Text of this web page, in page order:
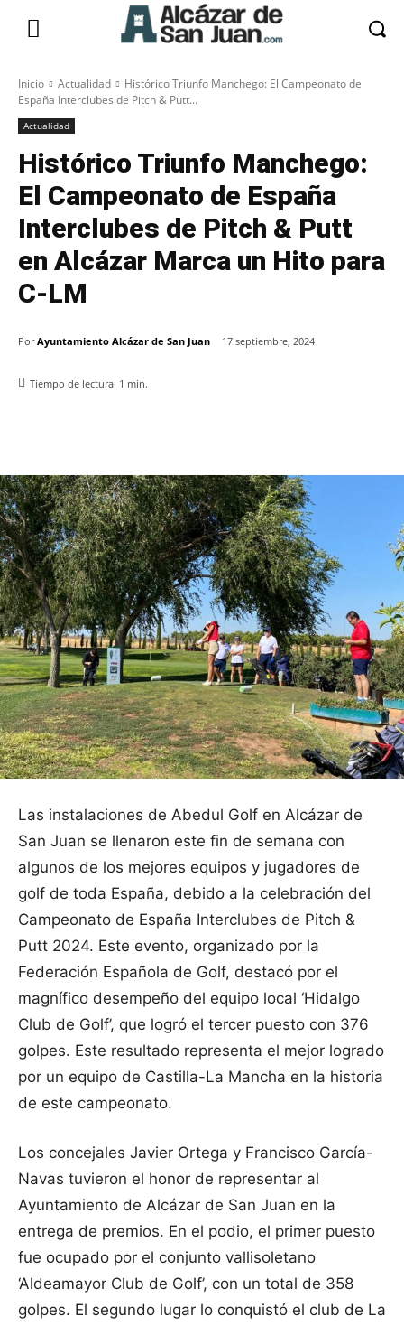
Inicio Actualidad
Histórico Triunfo Manchego: El Campeonato de
España Interclubes de Pitch & Putt...
Actualidad
Histórico Triunfo Manchego:
El Campeonato de España
Interclubes de Pitch & Putt
en Alcázar Marca un Hito para
C-LM
Por Ayuntamiento Alcázar de San Juan 17 septiembre, 2024
Tiempo de lectura: 1 min.
Las instalaciones de Abedul Golf en Alcázar de
San Juan se llenaron este fin de semana con
algunos de los mejores equipos y jugadores de
golf de toda España, debido a la celebración del
Campeonato de España Interclubes de Pitch &
Putt 2024. Este evento, organizado por la
Federación Española de Golf, destacó por el
magnífico desempeño del equipo local ‘Hidalgo
Club de Golf’, que logró el tercer puesto con 376
golpes. Este resultado representa el mejor logrado
por un equipo de Castilla-La Mancha en la historia
de este campeonato.
Los concejales Javier Ortega y Francisco García-
Navas tuvieron el honor de representar al
Ayuntamiento de Alcázar de San Juan en la
entrega de premios. En el podio, el primer puesto
fue ocupado por el conjunto vallisoletano
‘Aldeamayor Club de Golf’, con un total de 358
golpes. El segundo lugar lo conquistó el club de La